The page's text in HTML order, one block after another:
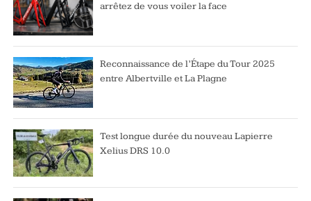
arrêtez de vous voiler la face
Reconnaissance de l’Étape du Tour 2025
entre Albertville et La Plagne
Test longue durée du nouveau Lapierre
Xelius DRS 10.0